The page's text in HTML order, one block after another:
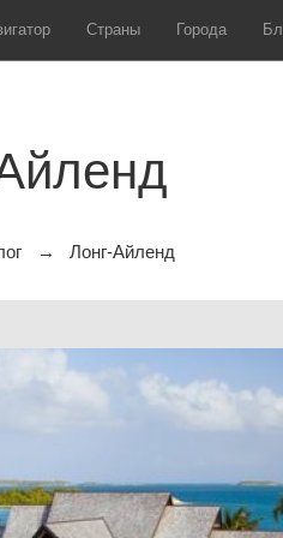
Страны Города
Лонг-Айленд